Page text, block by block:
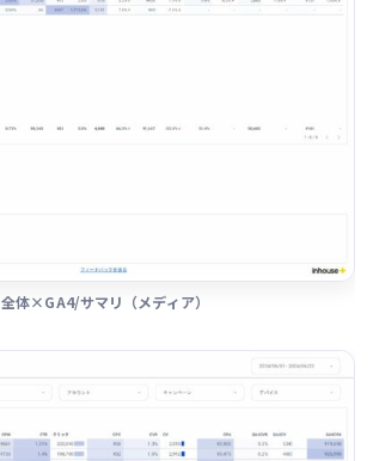
全体×GA4/サマリ（メディア）